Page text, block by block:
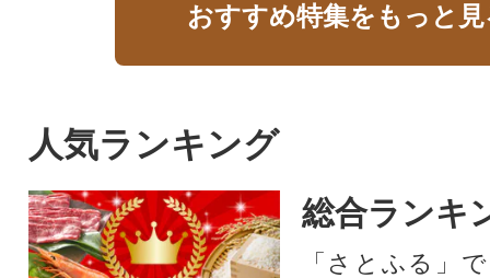
おすすめ特集をもっと
人気ランキング
総合ランキ
「さとふる」